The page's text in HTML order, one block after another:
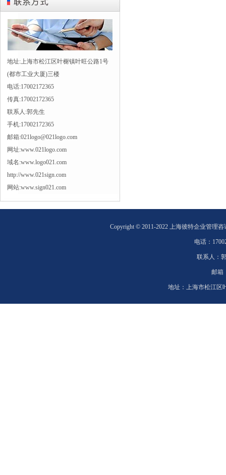
地址:上海市松江区叶榭镇叶旺公路1号
(都市工业大厦)三楼
电话:17002172365
传真:17002172365
联系人:郭先生
手机:17002172365
邮箱:021logo@021logo.com
网址:www.021logo.com
域名:www.logo021.com
http://www.021sign.com
网站:www.sign021.com
Copyright © 2011-2022 上海彼特企业管理
电话：
联系人：
邮箱
地址： 上海市松江区